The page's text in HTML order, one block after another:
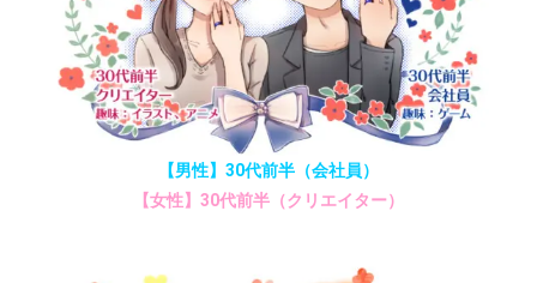
【男性】30代前半（会社員）
【女性】30代前半（クリエイター）